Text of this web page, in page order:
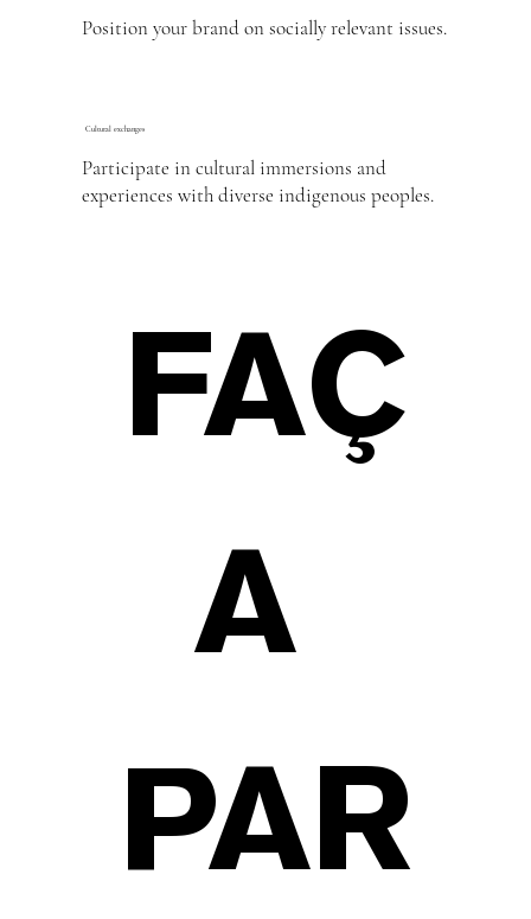
FAÇ
A
PAR
Position your brand on socially relevant issues.
Cultural exchanges
Participate in cultural immersions and
experiences with diverse indigenous peoples.